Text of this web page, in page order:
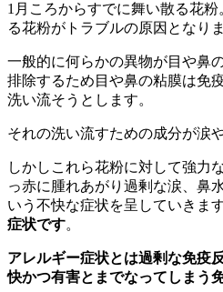
1月ころからすでに舞い散る花
る花粉がトラブルの原因となりま
一般的に何らかの異物が目や鼻
排除するため目や鼻の粘膜は免
洗い流そうとします。
それの洗い流すための成分が涙
しかしこれら花粉に対して強力
っ赤に腫れあがり過剰な涙、鼻
いう不快な症状を呈していきま
症状です。
アレルギー症状とは過剰な免疫
快かつ有害とまでなってしまう